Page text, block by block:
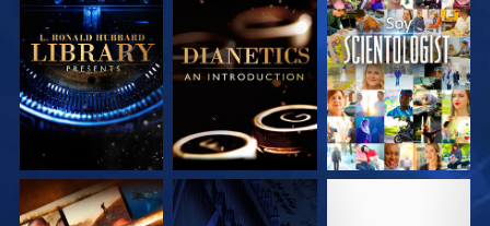
EXPLORA LAS
SERIES
EXPLORA LAS
SERIES
VE